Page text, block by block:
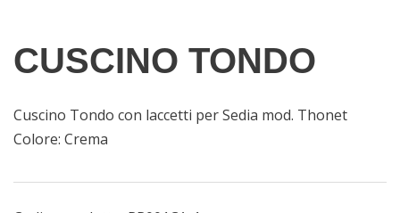
CUSCINO TONDO
Cuscino Tondo con laccetti per Sedia mod. Thonet
Colore: Crema